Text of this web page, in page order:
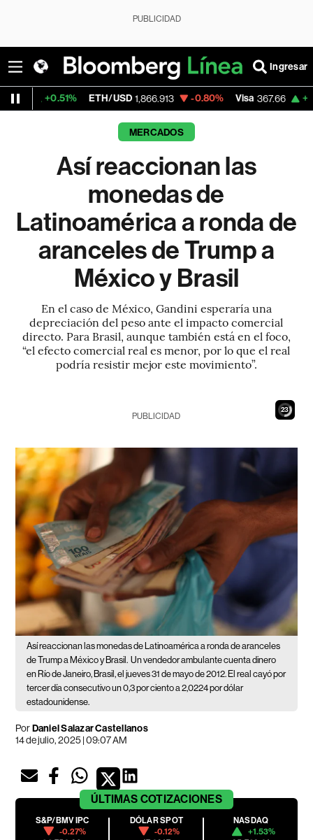
PUBLICIDAD
Ingresar
ETH/USD 1,866.913 -0.80% Visa 367.66 +0.42%
MERCADOS
Así reaccionan las
monedas de
Latinoamérica a ronda de
aranceles de Trump a
México y Brasil
En el caso de México, Gandini esperaría una
depreciación del peso ante el impacto comercial
directo. Para Brasil, aunque también está en el foco,
“el efecto comercial real es menor, por lo que el real
podría resistir mejor este movimiento”.
21
PUBLICIDAD
Así reaccionan las monedas de Latinoamérica a ronda de aranceles
de Trump a México y Brasil. Un vendedor ambulante cuenta dinero
en Río de Janeiro, Brasil, el jueves 31 de mayo de 2012. El real cayó por
tercer día consecutivo un 0,3 por ciento a 2,0224 por dólar
estadounidense.
PorDaniel Salazar Castellanos
14 de julio, 2025 | 09:07 AM
ÚLTIMAS COTIZACIONES
S&P/BMV IPC
-0.27%
DÓLAR SPOT
-0.12%
NASDAQ
+1.53%